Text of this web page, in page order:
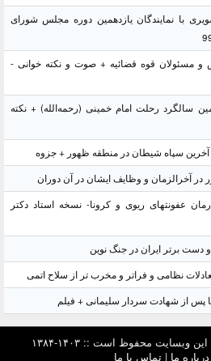
با نمایندگان یازدهمین دوره مجلس شورای
و مسئولان قوه قضائیه + صوت و نکته خوانی -
سالگرد رحلت امام خمینی (رحمه‌الله) + نکته
سپاه شیطان در منطقه ظهور + جزوه
آخرالزمان و وظایف ایشان در آن دوران
عفونتهای ریوی و کرونا- نسخه استاد دکتر
برتر ایران در جنگ نوین
نظامی و فراتر و مخرب تر از سلاح اتمی
پس از شهادت سردار سلیمانی + فیلم
محفوظ است :: ۱۴۰۳-۱۳۸۴
درباره ما |تماس با ما